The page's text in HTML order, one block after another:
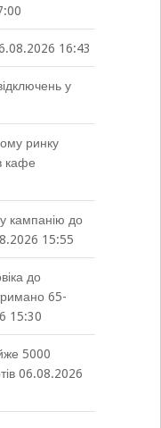
16:43
у
ринку
кафе
кампанію до
15:55
до
65-
15:30
5000
06.08.2026